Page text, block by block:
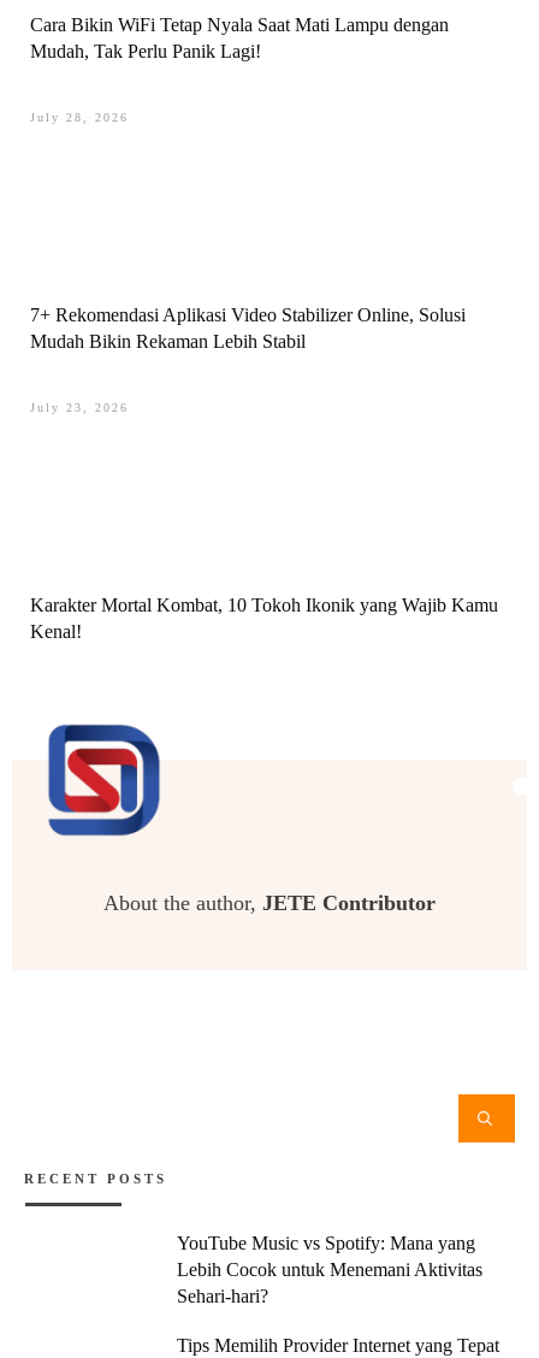
Cara Bikin WiFi Tetap Nyala Saat Mati Lampu dengan
Mudah, Tak Perlu Panik Lagi!
July 28, 2026
7+ Rekomendasi Aplikasi Video Stabilizer Online, Solusi
Mudah Bikin Rekaman Lebih Stabil
July 23, 2026
Karakter Mortal Kombat, 10 Tokoh Ikonik yang Wajib Kamu
Kenal!
About the author, JETE Contributor
RECENT POSTS
YouTube Music vs Spotify: Mana yang
Lebih Cocok untuk Menemani Aktivitas
Sehari-hari?
Tips Memilih Provider Internet yang Tepat